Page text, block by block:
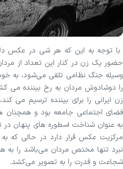
با توجه به این که هر شی در عکس
حضور یک زن در کنار این تعداد از
وسیله جنگ نظامی تلقی می‌شود، به
را دوشادوش مردان به رخ بیننده می
زن ایرانی را برای بیننده ترسیم می
فضای اجتماعی جامعه بود و همچنان
به عنوان شناخت اسطوره های پنهان
مرکزیت عکس قرار دارد در حالی که
نبرد تنها مختص مردان می‌باشد را به
شجاعت و قدرت را به تصویر می‌کشد.